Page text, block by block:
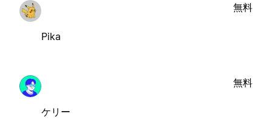
Pika
無料
ケリー
無料